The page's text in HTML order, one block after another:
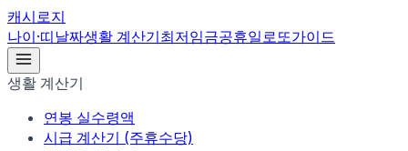
캐시로지
나이·띠날짜생활 계산기최저임금공휴일로또가이드
생활 계산기
연봉 실수령액
시급 계산기 (주휴수당)